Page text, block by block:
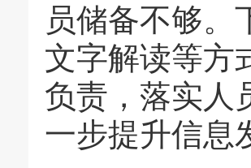
员储备不够。
文字解读等方
负责，落实人
一步提升信息